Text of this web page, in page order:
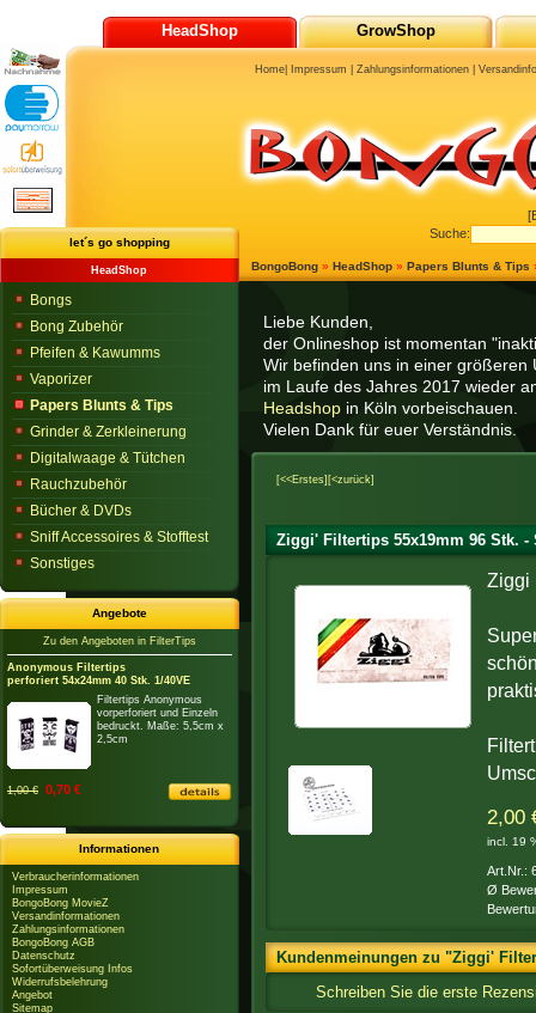
Liebe Kunden,
der Onlineshop ist momentan
Wir befinden uns in einer größeren
im Laufe des Jahres 2017 wieder
Headshop in Köln vorbeischauen.
Vielen Dank für euer Verständnis.
[<<Erstes] [<zurück]
Ziggi' Filtertips 55x19mm 96 Stk. -
Ziggi
2,00
incl. 19
Art.Nr.:
Ø
Kundenmeinungen zu "Ziggi'
Schreiben Sie die erste
BongoBong » HeadShop » Papers Blunts & Tips
let´s go shopping
HeadShop
Bongs
Bong Zubehör
Pfeifen & Kawumms
Vaporizer
Papers Blunts & Tips
Grinder & Zerkleinerung
Digitalwaage & Tütchen
Rauchzubehör
Bücher & DVDs
Sniff Accessoires & Stofftest
Sonstiges
Angebote
Zu den Angeboten in FilterTips
Anonymous Filtertips
perforiert 54x24mm 40 Stk. 1/40VE
Filtertips Anonymous
vorperforiert und Einzeln
bedruckt. Maße: 5,5cm x
2,5cm
1,00 € 0,70 €
Informationen
Verbraucherinformationen
Impressum
BongoBong MovieZ
Versandinformationen
Zahlungsinformationen
BongoBong AGB
Datenschutz
Sofortüberweisung Infos
Widerrufsbelehrung
Angebot
Sitemap
HeadShop GrowShop
Suche:
Home Impressum |Zahlungsinformationen |